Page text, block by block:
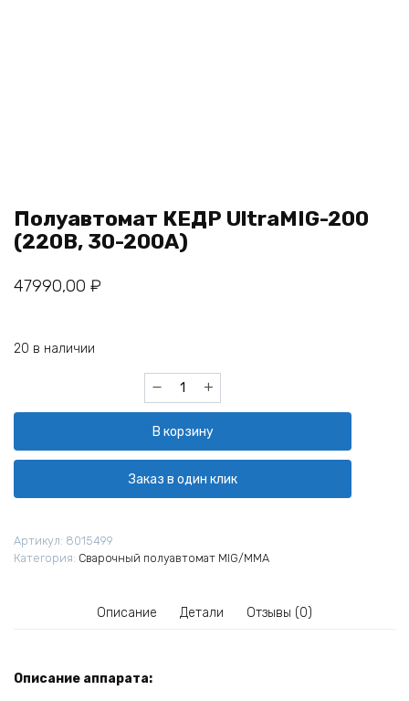
Полуавтомат КЕДР UltraMIG-200
(220В, 30-200А)
47990,00 ₽
20 в наличии
Количество
товара
КЕДР
UltraMIG-
200
(220В,
В корзину
Заказ в один клик
Артикул: 8015499
Категория: Сварочный полуавтомат MIG/MMA
Описание Детали Отзывы (0)
Описание аппарата: